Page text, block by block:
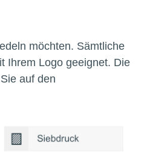
möchten. Sämtliche
Ihrem Logo geeignet. Die
auf den